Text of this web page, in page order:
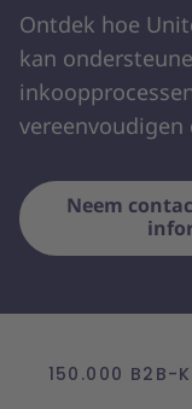
Ontdek hoe
kan
Neem
150.000 B2B-